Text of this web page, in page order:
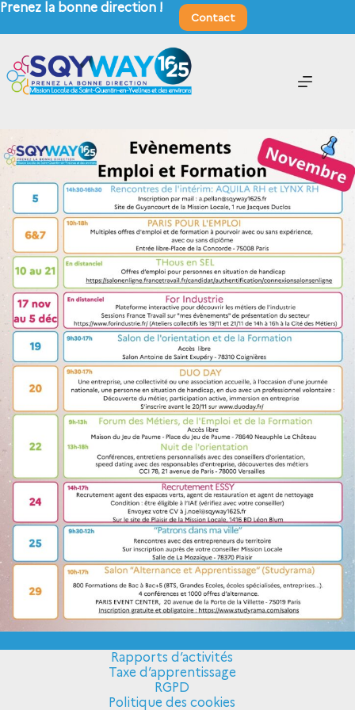
Prenez la bonne direction !
Contact
Rapports d’activités
Taxe d’apprentissage
RGPD
Politique des cookies